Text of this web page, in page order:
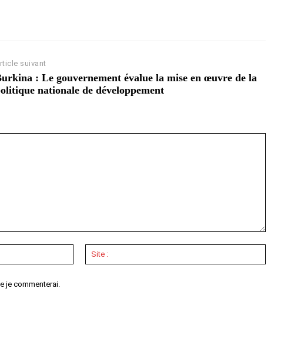
suivant
: Le gouvernement évalue la mise en œuvre de la
nationale de développement
Email
:*
:
je commenterai.